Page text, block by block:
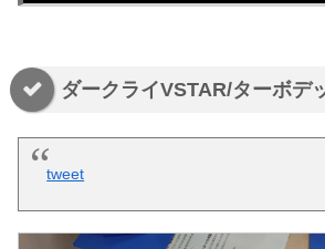
ダークライVSTAR/ターボデ
tweet